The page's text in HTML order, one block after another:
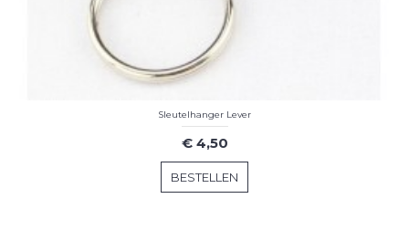
Sleutelhanger Lever
€ 4,50
BESTELLEN